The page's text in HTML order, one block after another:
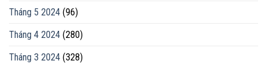
Tháng 5 2024 (96)
Tháng 4 2024 (280)
Tháng 3 2024 (328)